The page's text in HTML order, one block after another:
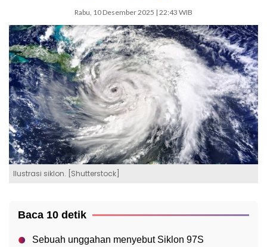
Rabu, 10 Desember 2025 | 22:43 WIB
Ilustrasi siklon. [Shutterstock]
Baca 10 detik
Sebuah unggahan menyebut Siklon 97S